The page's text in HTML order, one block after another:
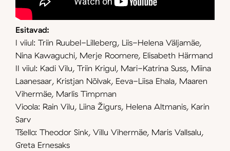
Esitavad:
I viiul: Triin Ruubel-Lilleberg, Liis-Helena Väljamäe,
Nina Kawaguchi, Merje Roomere, Elisabeth Härmand
II viiul: Kadi Vilu, Triin Krigul, Mari-Katrina Suss, Miina
Laanesaar, Kristjan Nõlvak, Eeva-Liisa Ehala, Maaren
Vihermäe, Marlis Timpman
Vioola: Rain Vilu, Liina Žigurs, Helena Altmanis, Karin
Sarv
Tšello: Theodor Sink, Villu Vihermäe, Maris Vallsalu,
Greta Ernesaks